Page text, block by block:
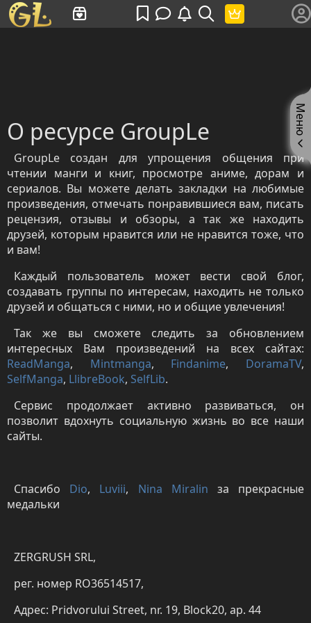
О ресурсе GroupLe
GroupLe создан для упрощения общения при
чтении манги и книг, просмотре аниме, дорам и
сериалов. Вы можете делать закладки на любимые
произведения, отмечать понравившиеся вам, писать
рецензия, отзывы и обзоры, а так же находить
друзей, которым нравится или не нравится тоже, что
и вам!
Каждый пользователь может вести свой блог,
создавать группы по интересам, находить не только
друзей и общаться с ними, но и общие увлечения!
Так же вы сможете следить за обновлением
интересных Вам произведений на всех сайтах:
ReadManga, Mintmanga, Findanime, DoramaTV,
SelfManga, LlibreBook, SelfLib.
Сервис продолжает активно развиваться, он
позволит вдохнуть социальную жизнь во все наши
сайты.
Спасибо Dio, Luviii, Nina Miralin за прекрасные
медальки
ZERGRUSH SRL,
рег. номер RO36514517,
Адрес: Pridvorului Street, nr. 19, Block20, ap. 44
Меню